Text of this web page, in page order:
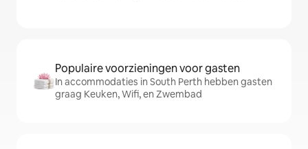
Populaire voorzieningen voor gasten
In accommodaties in South Perth hebben gasten
graag Keuken, Wifi, en Zwembad